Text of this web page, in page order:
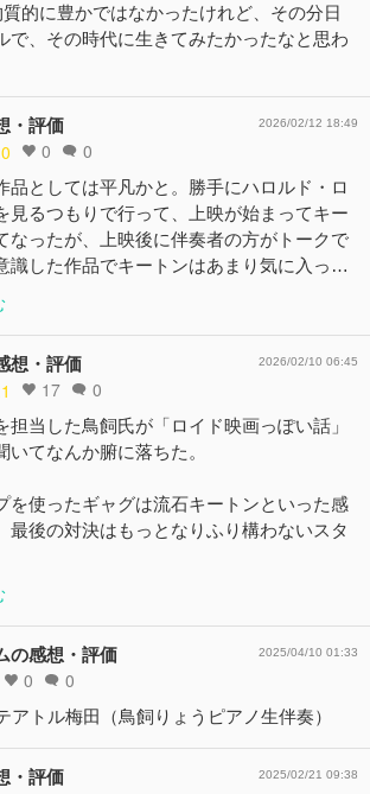
的に豊かではなかったけれど、その分日
で、その時代に生きてみたかったなと思わ
・評価
0 0
2026/02/12 18:49
品としては平凡かと。勝手にハロルド・ロ
見るつもりで行って、上映が始まってキー
なったが、上映後に伴奏者の方がトークで
識した作品でキートンはあまり気に入っ…
想・評価
17 0
2026/02/10 06:45
担当した鳥飼氏が「ロイド映画っぽい話」
いてなんか腑に落ちた。
を使ったギャグは流石キートンといった感
最後の対決はもっとなりふり構わないスタ
の感想・評価
0 0
2025/04/10 01:33
アトル梅田（鳥飼りょうピアノ生伴奏）
・評価 2025/02/21 09:38